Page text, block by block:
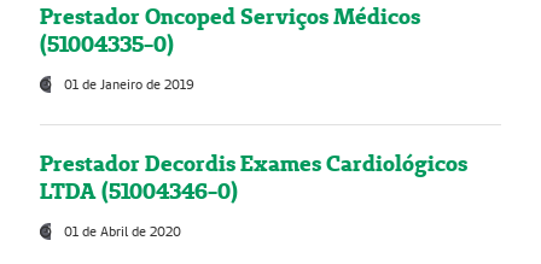
Prestador Oncoped Serviços Médicos
(51004335-0)
01 de Janeiro de 2019
Prestador Decordis Exames Cardiológicos
LTDA (51004346-0)
01 de Abril de 2020